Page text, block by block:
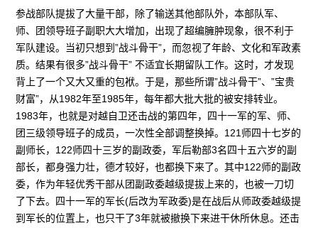
参战部队提拔了大量干部，除了输送其他部队外，本部队军、
师、团领导班子副职大大增加，出现了超编臃肿现象，很不利于
军队建设。当初只想到”战斗骨干”，而忽视了年龄、文化和军政素
质。结果有很多”战斗骨干” 不适宜长期留队工作。这时，才发现
背上了一个又大又重的包袱。于是，那些所谓”战斗骨干”、”宝贵
财富”，从1982年至1985年，每年都大批大批的被安排转业。
1983年，也就是对越自卫还击战的第四年，四十一军的军、师、
团三级领导班子的成员，一次性全部调整换掉。121师四十七岁的
副师长，122师四十三岁的副政委，军后勒部3名四十五六岁的副
部长，都身强力壮，德才较好，也都换下来了。其中122师的副政
委，作为年轻优秀干部从团副政委越级提拔上来的，也被一刀切
了下去。四十一军的军长(后改为军政委)是在战后从师政委越级提
到军长的位置上，也只干了3年就被撤换下来进干休所休息。还击